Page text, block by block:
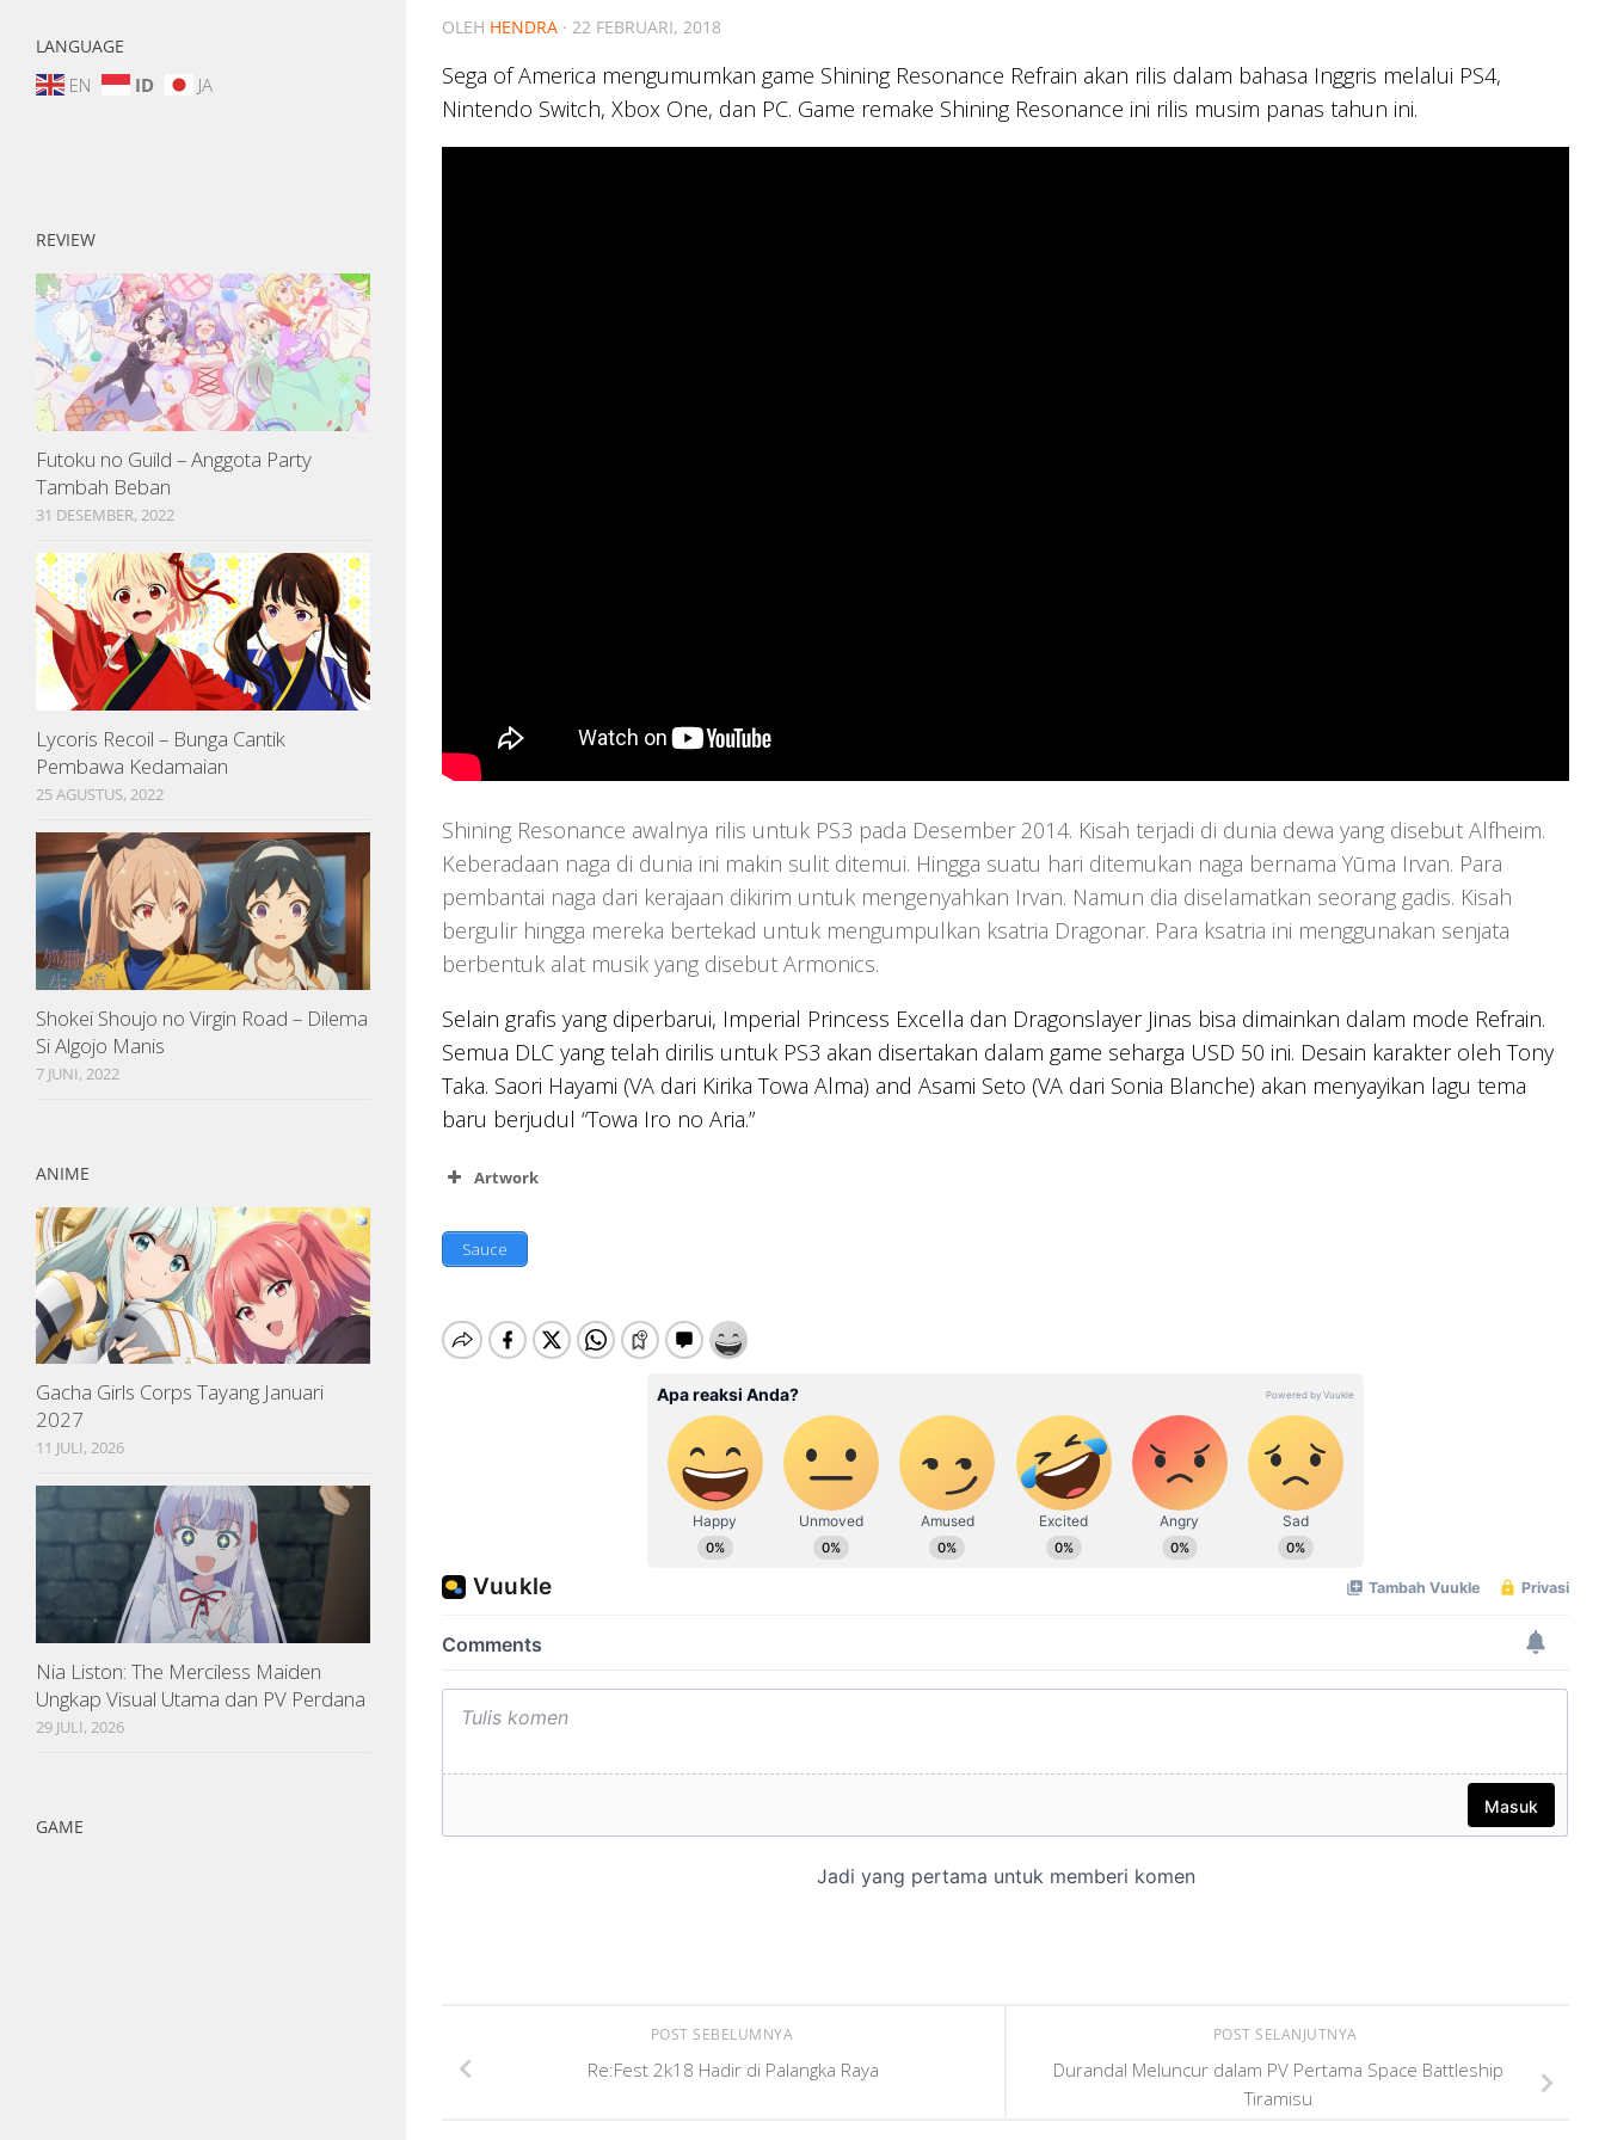
OLEH HENDRA · 22 FEBRUARI, 2018
Sega of America mengumumkan game Shining Resonance Refrain akan rilis dalam bahasa Inggris melalui PS4,
Nintendo Switch, Xbox One, dan PC. Game remake Shining Resonance ini rilis musim panas tahun ini.
Shining Resonance awalnya rilis untuk PS3 pada Desember 2014. Kisah terjadi di dunia dewa yang disebut Alfheim.
Keberadaan naga di dunia ini makin sulit ditemui. Hingga suatu hari ditemukan naga bernama Yūma Irvan. Para
pembantai naga dari kerajaan dikirim untuk mengenyahkan Irvan. Namun dia diselamatkan seorang gadis. Kisah
bergulir hingga mereka bertekad untuk mengumpulkan ksatria Dragonar. Para ksatria ini menggunakan senjata
berbentuk alat musik yang disebut Armonics.
Selain grafis yang diperbarui, Imperial Princess Excella dan Dragonslayer Jinas bisa dimainkan dalam mode Refrain.
Semua DLC yang telah dirilis untuk PS3 akan disertakan dalam game seharga USD 50 ini. Desain karakter oleh Tony
Taka. Saori Hayami (VA dari Kirika Towa Alma) and Asami Seto (VA dari Sonia Blanche) akan menyayikan lagu tema
baru berjudul “Towa Iro no Aria.”
Artwork
Sauce
POST SELANJUTNYA
Durandal Meluncur dalam PV Pertama Space Battleship
Tiramisu
POST SEBELUMNYA
Re:Fest 2k18 Hadir di Palangka Raya
LANGUAGE
EN ID JA
REVIEW
Futoku no Guild – Anggota Party
Tambah Beban
31 DESEMBER, 2022
Lycoris Recoil – Bunga Cantik
Pembawa Kedamaian
25 AGUSTUS, 2022
Shokei Shoujo no Virgin Road – Dilema
Si Algojo Manis
7 JUNI, 2022
ANIME
Gacha Girls Corps Tayang Januari
2027
11 JULI, 2026
Nia Liston: The Merciless Maiden
Ungkap Visual Utama dan PV Perdana
29 JULI, 2026
GAME